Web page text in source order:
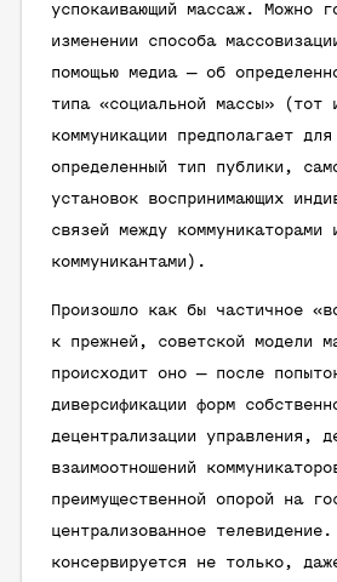
успокаивающий массаж. Можно
изменении способа
помощью медиа — об
типа «социальной массы» (тот
коммуникации предполагает
определенный тип публики,
установок воспринимающих
связей между коммуникаторами
коммуникантами).
Произошло как бы частичное
к прежней, советской модели
происходит оно — после
диверсификации форм
децентрализации управления,
взаимоотношений
преимущественной опорой на
централизованное
консервируется не только,